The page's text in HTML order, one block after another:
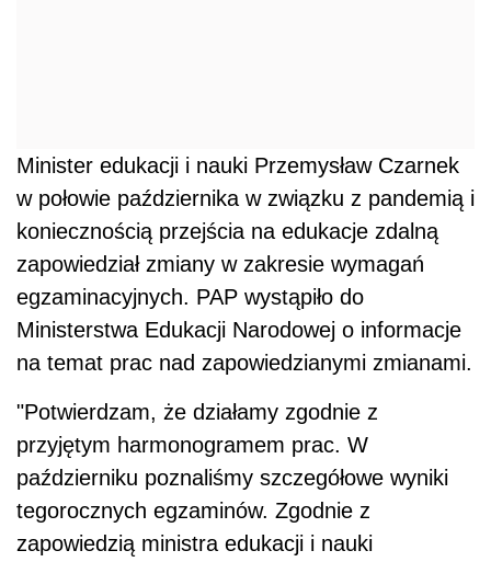
Minister edukacji i nauki Przemysław Czarnek
w połowie października w związku z pandemią i
koniecznością przejścia na edukacje zdalną
zapowiedział zmiany w zakresie wymagań
egzaminacyjnych. PAP wystąpiło do
Ministerstwa Edukacji Narodowej o informacje
na temat prac nad zapowiedzianymi zmianami.
"Potwierdzam, że działamy zgodnie z
przyjętym harmonogramem prac. W
październiku poznaliśmy szczegółowe wyniki
tegorocznych egzaminów. Zgodnie z
zapowiedzią ministra edukacji i nauki